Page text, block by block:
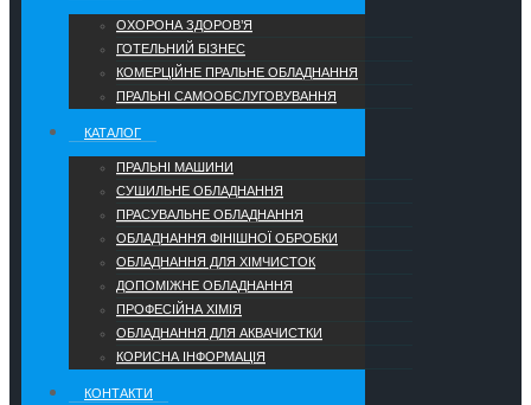
ОХОРОНА ЗДОРОВ’Я
ГОТЕЛЬНИЙ БІЗНЕС
КОМЕРЦІЙНЕ ПРАЛЬНЕ ОБЛАДНАННЯ
ПРАЛЬНІ САМООБСЛУГОВУВАННЯ
КАТАЛОГ
ПРАЛЬНІ МАШИНИ
СУШИЛЬНЕ ОБЛАДНАННЯ
ПРАСУВАЛЬНЕ ОБЛАДНАННЯ
ОБЛАДНАННЯ ФІНІШНОЇ ОБРОБКИ
ОБЛАДНАННЯ ДЛЯ ХІМЧИСТОК
ДОПОМІЖНЕ ОБЛАДНАННЯ
ПРОФЕСІЙНА ХІМІЯ
ОБЛАДНАННЯ ДЛЯ АКВАЧИСТКИ
КОРИСНА ІНФОРМАЦІЯ
КОНТАКТИ